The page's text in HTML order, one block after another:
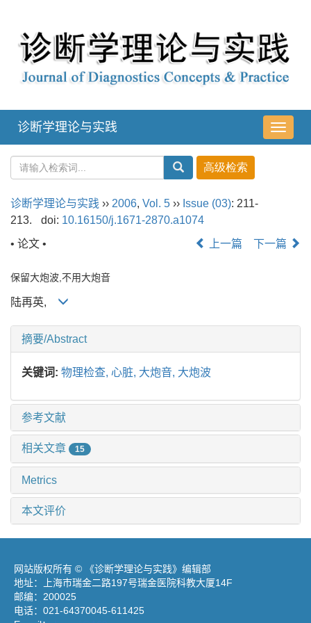
导
航
诊断学理论与实践
诊断学理论与实践 ›› 2006, Vol. 5 ›› Issue (03): 211-
213.
doi: 10.16150/j.1671-2870.a1074
• 论文 •
上一篇 下一篇
保留大炮波,不用大炮音
陆再英,
摘要/Abstract
关键词: 物理检查, 心脏, 大炮音, 大炮波
参考文献
相关文章 15
Metrics
本文评价
网站版权所有 © 《诊断学理论与实践》编辑部
地址：上海市瑞金二路197号瑞金医院科教大厦14F
邮编：200025
电话：021-64370045-611425